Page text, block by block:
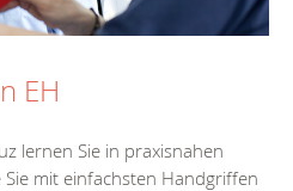
EH
lernen Sie in praxisnahen
mit einfachsten Handgriffen